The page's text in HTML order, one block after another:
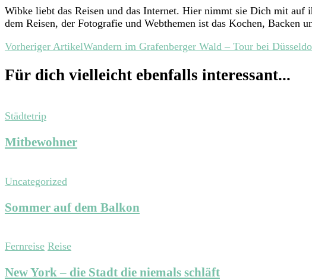
Wibke liebt das Reisen und das Internet. Hier nimmt sie Dich mit auf
dem Reisen, der Fotografie und Webthemen ist das Kochen, Backen
Beitragsnavigation
Vorheriger ArtikelWandern im Grafenberger Wald – Tour bei
Für dich vielleicht ebenfalls interessant...
Städtetrip
Mitbewohner
Uncategorized
Sommer auf dem Balkon
Fernreise Reise
New York – die Stadt die niemals schläft